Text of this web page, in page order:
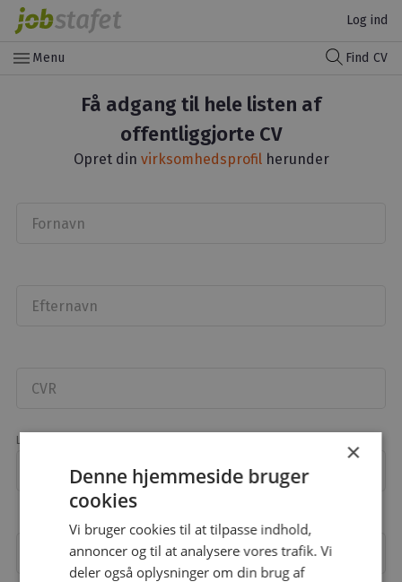
Log ind
menu Menu Find CV
Få adgang til hele listen af
offentliggjorte CV
Opret din virksomhedsprofilherunder
Fornavn
Efternavn
CVR
Mobil
×
Denne hjemmeside bruger
cookies
Vi bruger cookies til at tilpasse indhold,
annoncer og til at analysere vores trafik. Vi
deler også oplysninger om din brug af